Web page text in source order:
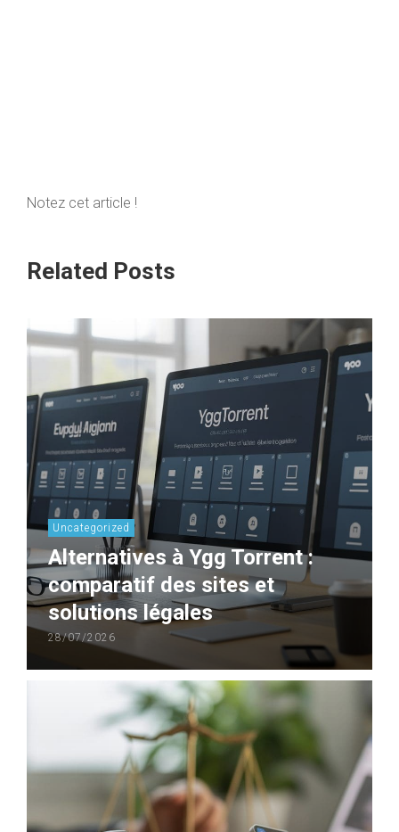
Notez cet article !
Related Posts
Uncategorized
Alternatives à Ygg Torrent :
comparatif des sites et
solutions légales
28/07/2026